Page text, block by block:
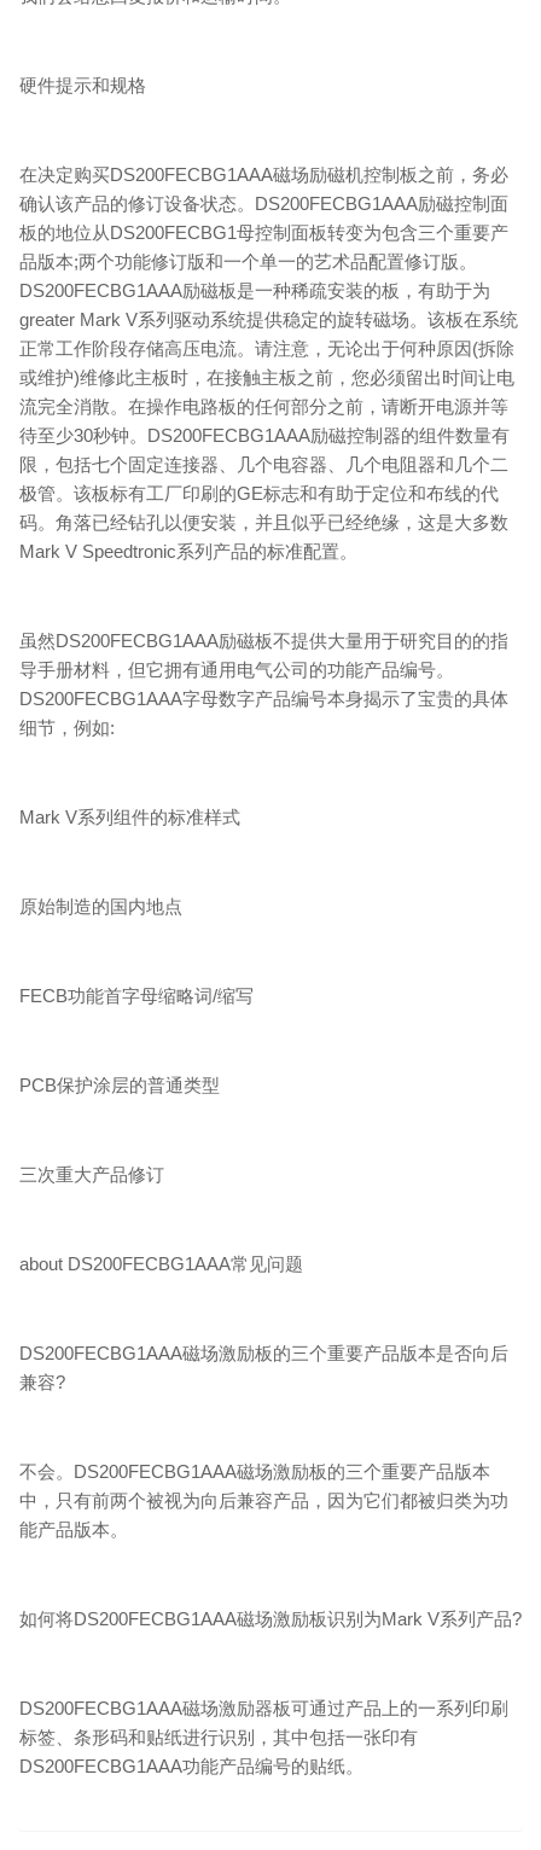
硬件提示和规格
在决定购买DS200FECBG1AAA磁场励磁机控制板之前，务必
确认该产品的修订设备状态。DS200FECBG1AAA励磁控制面
板的地位从DS200FECBG1母控制面板转变为包含三个重要产
品版本;两个功能修订版和一个单一的艺术品配置修订版。
DS200FECBG1AAA励磁板是一种稀疏安装的板，有助于为
greater Mark V系列驱动系统提供稳定的旋转磁场。该板在系统
正常工作阶段存储高压电流。请注意，无论出于何种原因(拆除
或维护)维修此主板时，在接触主板之前，您必须留出时间让电
流完全消散。在操作电路板的任何部分之前，请断开电源并等
待至少30秒钟。DS200FECBG1AAA励磁控制器的组件数量有
限，包括七个固定连接器、几个电容器、几个电阻器和几个二
极管。该板标有工厂印刷的GE标志和有助于定位和布线的代
码。角落已经钻孔以便安装，并且似乎已经绝缘，这是大多数
Mark V Speedtronic系列产品的标准配置。
虽然DS200FECBG1AAA励磁板不提供大量用于研究目的的指
导手册材料，但它拥有通用电气公司的功能产品编号。
DS200FECBG1AAA字母数字产品编号本身揭示了宝贵的具体
细节，例如:
Mark V系列组件的标准样式
原始制造的国内地点
FECB功能首字母缩略词/缩写
PCB保护涂层的普通类型
三次重大产品修订
about DS200FECBG1AAA常见问题
DS200FECBG1AAA磁场激励板的三个重要产品版本是否向后
兼容?
不会。DS200FECBG1AAA磁场激励板的三个重要产品版本
中，只有前两个被视为向后兼容产品，因为它们都被归类为功
能产品版本。
如何将DS200FECBG1AAA磁场激励板识别为Mark V系列产品?
DS200FECBG1AAA磁场激励器板可通过产品上的一系列印刷
标签、条形码和贴纸进行识别，其中包括一张印有
DS200FECBG1AAA功能产品编号的贴纸。